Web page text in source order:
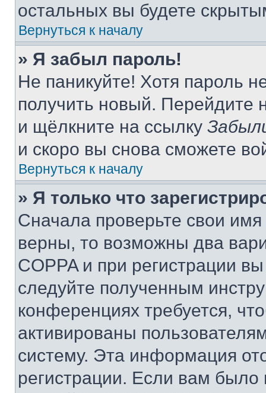
остальных вы будете
Вернуться к началу
» Я забыл пароль!
Не паникуйте! Хотя пароль
получить новый. Перейдите
и щёлкните на ссылку
и скоро вы снова сможете
Вернуться к началу
» Я только что
Сначала проверьте свои
верны, то возможны два
COPPA и при регистрации
следуйте полученным
конференциях требуется,
активированы
систему. Эта информация
регистрации. Если вам